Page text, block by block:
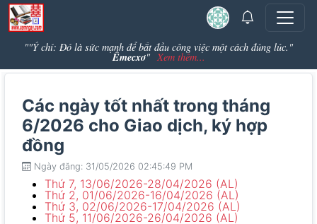
""Ý chí: Đó là sức mạnh để bắt đầu công việc một cách đúng lúc."
Êmecxơ" Xem thêm...
Các ngày tốt nhất trong tháng
6/2026 cho Giao dịch, ký hợp
đồng
Ngày đăng: 31/05/2026 02:45:49 PM
Thứ 7, 13/06/2026-28/04/2026 (AL)
Thứ 2, 01/06/2026-16/04/2026 (AL)
Thứ 3, 02/06/2026-17/04/2026 (AL)
Thứ 5, 11/06/2026-26/04/2026 (AL)